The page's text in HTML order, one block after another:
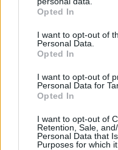
grant or deny consent to
use your data for below
consent section.
Opted In
I want to opt-out of
Personal Data.
Opted In
I want to opt-out of
Personal Data for
Opted In
I want to opt-out of
Retention, Sale,
Personal Data that
Purposes for which
07.08.2026, 09:58